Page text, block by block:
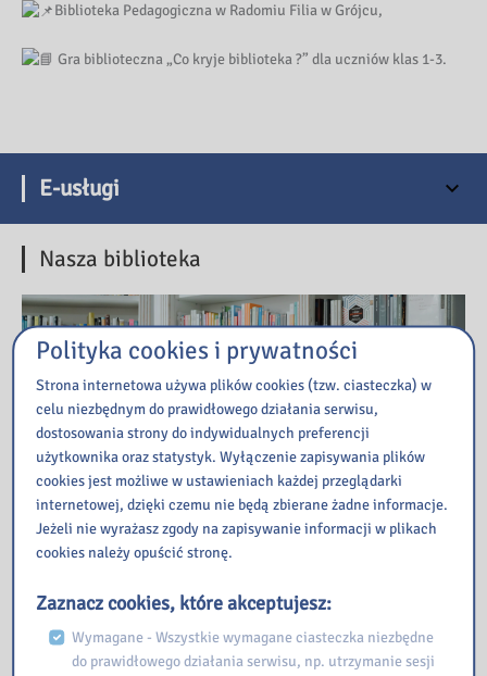
Biblioteka Pedagogiczna w Radomiu Filia w Grójcu,
Gra biblioteczna „Co kryje biblioteka ?” dla uczniów klas 1-3.
E-usługi
Nasza biblioteka
Przeczytaj
Polityka cookies i prywatności
Strona internetowa używa plików cookies (tzw. ciasteczka) w
celu niezbędnym do prawidłowego działania serwisu,
dostosowania strony do indywidualnych preferencji
użytkownika oraz statystyk. Wyłączenie zapisywania plików
cookies jest możliwe w ustawieniach każdej przeglądarki
internetowej, dzięki czemu nie będą zbierane żadne informacje.
Jeżeli nie wyrażasz zgody na zapisywanie informacji w plikach
cookies należy opuścić stronę.
Zaznacz cookies, które akceptujesz:
Wymagane - Wszystkie wymagane ciasteczka niezbędne
do prawidłowego działania serwisu, np. utrzymanie sesji